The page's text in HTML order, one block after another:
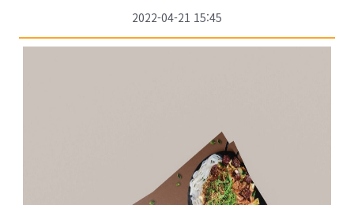
2022-04-21 15:45